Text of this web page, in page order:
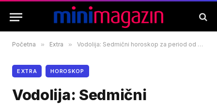
Početna » Extra » Vodolija: Sedmični horoskop za period od 10.10.2022. do 16.10.2022.
EXTRA HOROSKOP
Vodolija: Sedmični